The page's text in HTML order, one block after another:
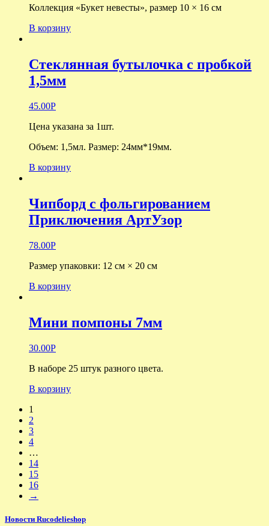
Коллекция «Букет невесты», размер 10 × 16 см
В корзину
Стеклянная бутылочка с пробкой
1,5мм
45.00Р
Цена указана за 1шт.
Объем: 1,5мл. Размер: 24мм*19мм.
В корзину
Чипборд с фольгированием
Приключения АртУзор
78.00Р
Размер упаковки: 12 см × 20 см
В корзину
Мини помпоны 7мм
30.00Р
В наборе 25 штук разного цвета.
В корзину
1
2
3
4
…
14
15
16
→
Новости Rucodelieshop